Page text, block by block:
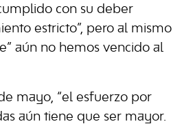
con su deber
estricto”, pero al mismo
aún no hemos vencido al
mayo, “el esfuerzo por
aún tiene que ser mayor.